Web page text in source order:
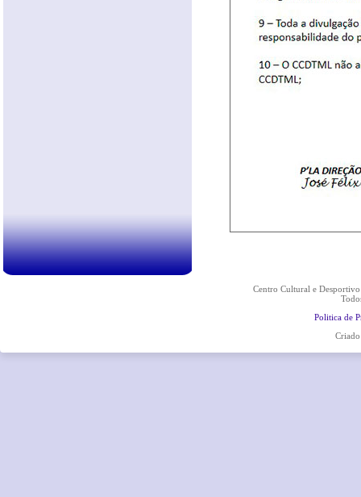
Centro Cultural e
Politica de